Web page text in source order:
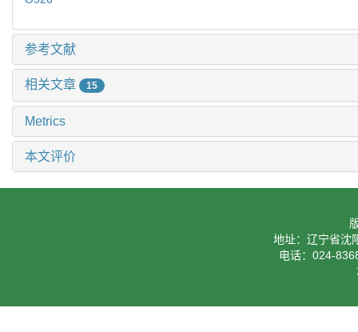
参考文献
相关文章 15
Metrics
本文评价
地址：辽宁省沈
电话：024-